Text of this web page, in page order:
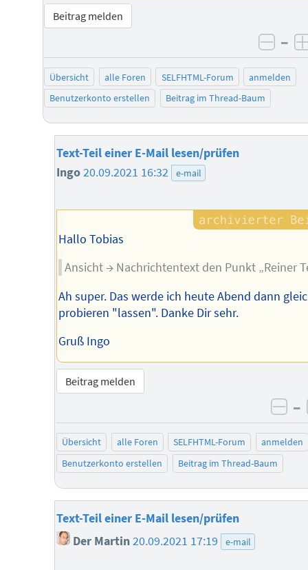
Beitrag melden
–
Übersicht alle Foren SELFHTML-Forum
anmelden
Benutzerkonto erstellen
Beitrag im Thread-Baum
Text-Teil einer E-Mail lesen/prüfen
Ingo20.09.2021 16:32 e-mail
Hallo Tobias
Ansicht → Nachrichtentext den Punkt „Reiner
Ah super. Das werde ich heute Abend dann
probieren "lassen". Danke Dir sehr.
Gruß Ingo
Beitrag melden
–
Übersicht alle Foren SELFHTML-Forum
anmelden
Benutzerkonto erstellen
Beitrag im Thread-Baum
Text-Teil einer E-Mail lesen/prüfen
Der Martin20.09.2021 17:19 e-mail